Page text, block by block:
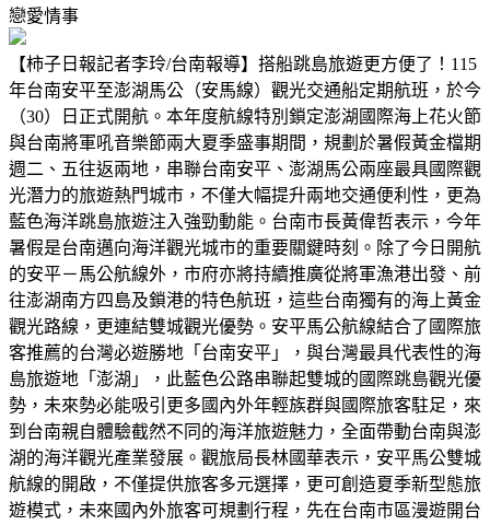
戀愛情事
【柿子日報記者李玲/台南報導】搭船跳島旅遊更方便了！115
年台南安平至澎湖馬公（安馬線）觀光交通船定期航班，於今
（30）日正式開航。本年度航線特別鎖定澎湖國際海上花火節
與台南將軍吼音樂節兩大夏季盛事期間，規劃於暑假黃金檔期
週二、五往返兩地，串聯台南安平、澎湖馬公兩座最具國際觀
光潛力的旅遊熱門城市，不僅大幅提升兩地交通便利性，更為
藍色海洋跳島旅遊注入強勁動能。台南市長黃偉哲表示，今年
暑假是台南邁向海洋觀光城市的重要關鍵時刻。除了今日開航
的安平－馬公航線外，市府亦將持續推廣從將軍漁港出發、前
往澎湖南方四島及鎖港的特色航班，這些台南獨有的海上黃金
觀光路線，更連結雙城觀光優勢。安平馬公航線結合了國際旅
客推薦的台灣必遊勝地「台南安平」，與台灣最具代表性的海
島旅遊地「澎湖」，此藍色公路串聯起雙城的國際跳島觀光優
勢，未來勢必能吸引更多國內外年輕族群與國際旅客駐足，來
到台南親自體驗截然不同的海洋旅遊魅力，全面帶動台南與澎
湖的海洋觀光產業發展。觀旅局長林國華表示，安平馬公雙城
航線的開啟，不僅提供旅客多元選擇，更可創造夏季新型態旅
遊模式，未來國內外旅客可規劃行程，先在台南市區漫遊開台